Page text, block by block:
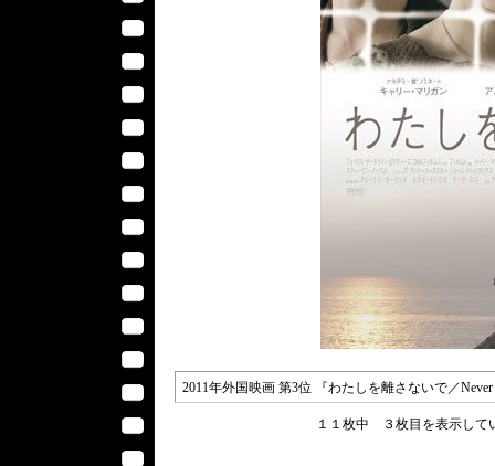
2011年外国映画 第3位 『わたしを離さないで／
１１枚中 ３枚目を表示し